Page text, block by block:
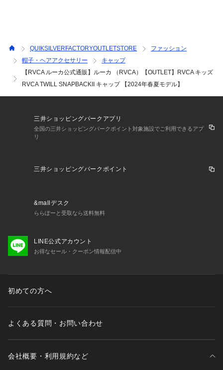
QUIKSILVERFACTORYOUTLETSTORE
ファッション
帽子・ヘアアクセサリー
キャップ
【RVCA ルーカ公式通販】ルーカ （RVCA）【OUTLET】RVCA キッズ
RVCA TWILL SNAPBACKII キャップ 【2024年春夏モデル】
三井ショッピングパークアプリ
全国の三井ショッピングパークポイント対象施設でご利用できるアプ
リ
三井ショッピングパークポイント
&mallデスク
ららぽーと受取なら送料無料
LINE公式アカウント
お得なセール・クーポン情報配信中
初めての方へ
よくある質問・お問い合わせ
会社概要・利用規約など